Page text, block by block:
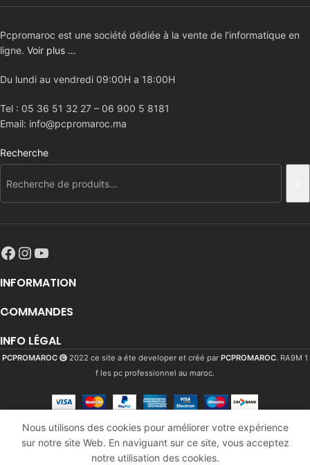
Pcpromaroc est une société dédiée à la vente de l’informatique en
ligne. Voir plus …
Du lundi au vendredi 09:00H a 18:00H
Tel : 05 36 51 32 27 – 06 900 5 8181
Email: info@pcpromaroc.ma
Recherche
INFORMATION
COMMANDES
INFO LÉGAL
PCPROMAROC 2022 ce site a éte developer et créé par PCPROMAROC. RA9M 1
f les pc professionnel au maroc.
Nous utilisons des cookies pour améliorer votre expérience
sur notre site Web. En naviguant sur ce site, vous acceptez
notre utilisation des cookies.
Emtec x400 Power Pro
4TB SSD M.2 PCIE 4.0 3D
5073Dhs
3902Dhs
Rupture